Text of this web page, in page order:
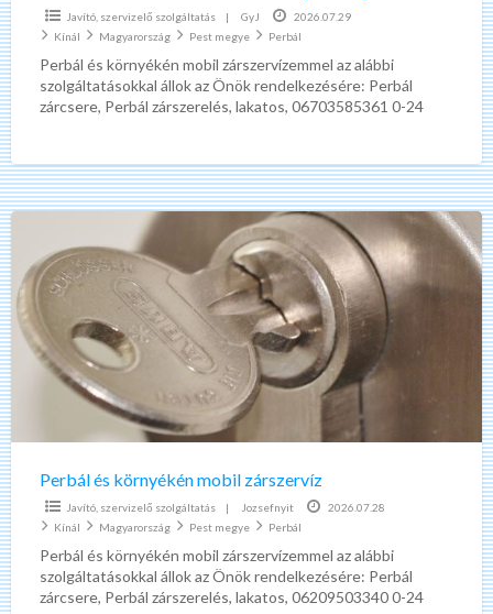
Javító, szervizelő szolgáltatás | GyJ
2026.07.29
Kínál
Magyarország Pest megye Perbál
Perbál és környékén mobil zárszervízemmel az alábbi
szolgáltatásokkal állok az Önök rendelkezésére: Perbál
zárcsere, Perbál zárszerelés, lakatos, 06703585361 0-24
Perbál
és
környékén
mobil
zárszervíz
Perbál és környékén mobil zárszervíz
Javító, szervizelő szolgáltatás | Jozsefnyit
2026.07.28
Kínál
Magyarország Pest megye Perbál
Perbál és környékén mobil zárszervízemmel az alábbi
szolgáltatásokkal állok az Önök rendelkezésére: Perbál
zárcsere, Perbál zárszerelés, lakatos, 06209503340 0-24